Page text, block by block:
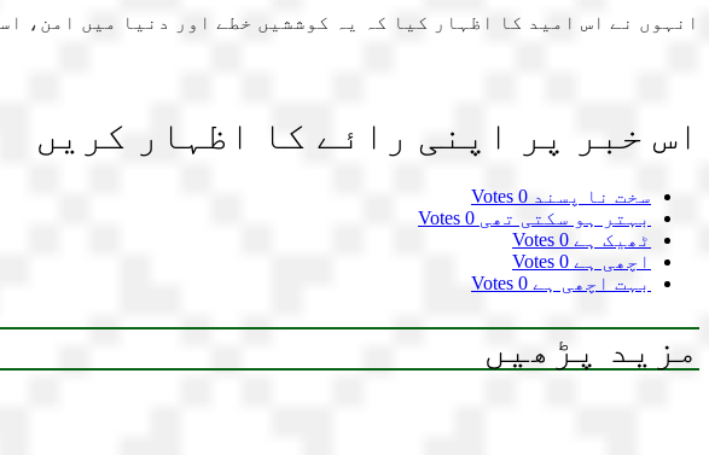
انہوں نے اس امید کا اظہار کیا کہ یہ کوششیں خطے اور دنیا میں امن،
اس خبر پر اپنی رائے کا اظہار کریں
سخت نا پسند 0 Votes
بہتر ہو سکتی تھی 0 Votes
ٹھیک ہے 0 Votes
اچھی ہے 0 Votes
بہت اچھی ہے 0 Votes
مزید پڑھیں